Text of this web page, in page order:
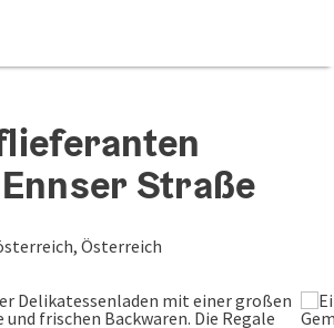
Straße
Österreich